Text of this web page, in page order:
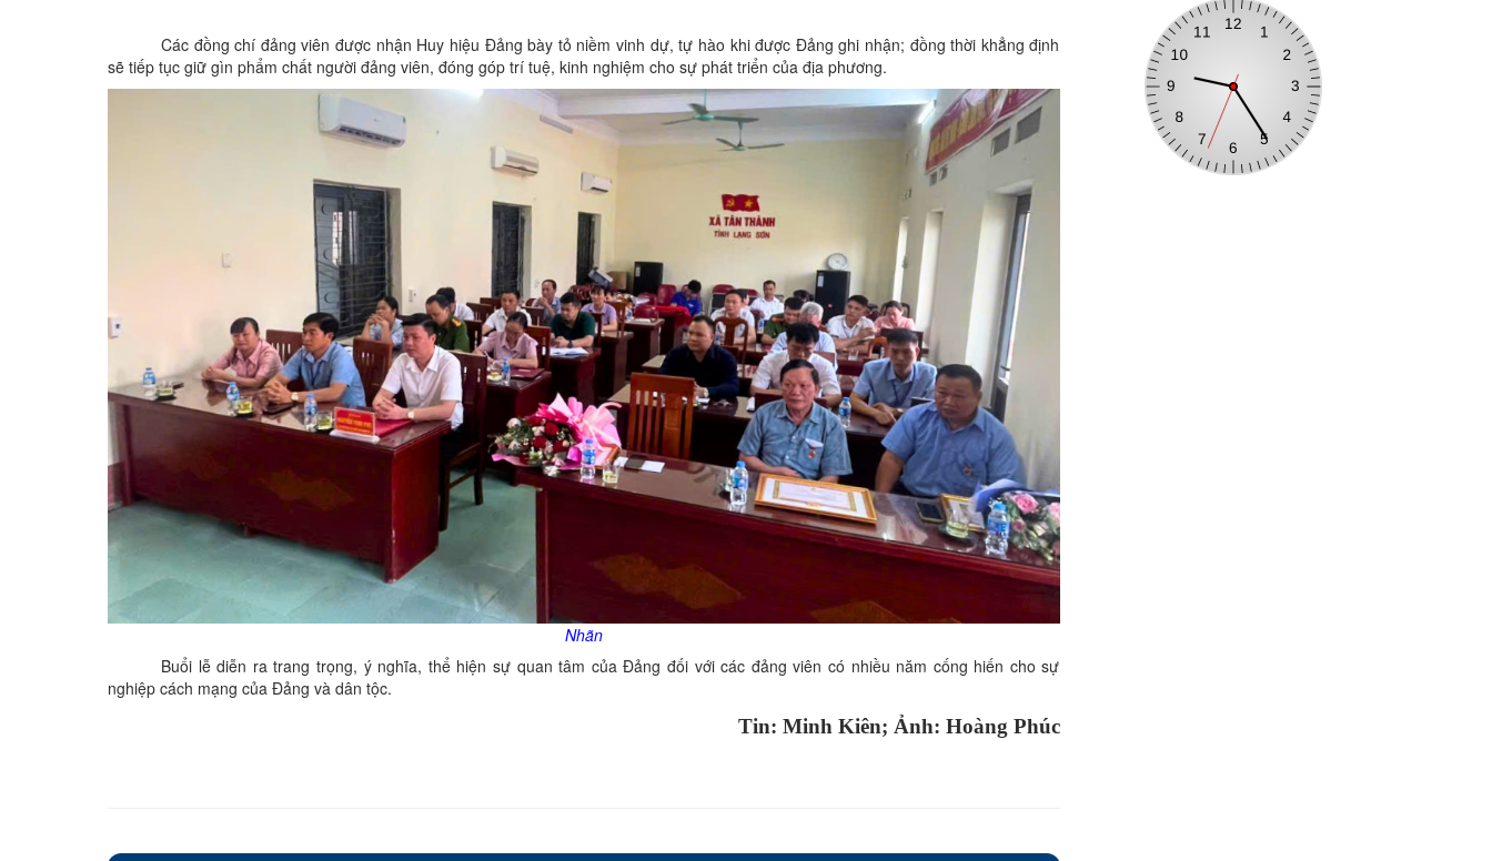
Các đồng chí đảng viên được nhận Huy hiệu Đảng bày tỏ niềm vinh dự, tự hào khi được Đảng ghi nhận; đồng thời khẳng định
sẽ tiếp tục giữ gìn phẩm chất người đảng viên, đóng góp trí tuệ, kinh nghiệm cho sự phát triển của địa phương.
Nhãn
Buổi lễ diễn ra trang trọng, ý nghĩa, thể hiện sự quan tâm của Đảng đối với các đảng viên có nhiều năm cống hiến cho sự
nghiệp cách mạng của Đảng và dân tộc.
Tin: Minh Kiên; Ảnh: Hoàng Phúc